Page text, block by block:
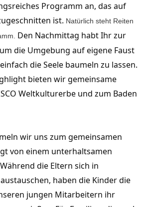
Programm an, das auf
ist. Natürlich steht Reiten
Den Nachmittag habt Ihr zur
die Umgebung auf eigene Faust
die Seele baumeln zu lassen.
bieten wir gemeinsame
Weltkulturerbe und zum Baden
wir uns zum gemeinsamen
von einem unterhaltsamen
die Eltern sich in
haben die Kinder die
jungen Mitarbeitern ihr